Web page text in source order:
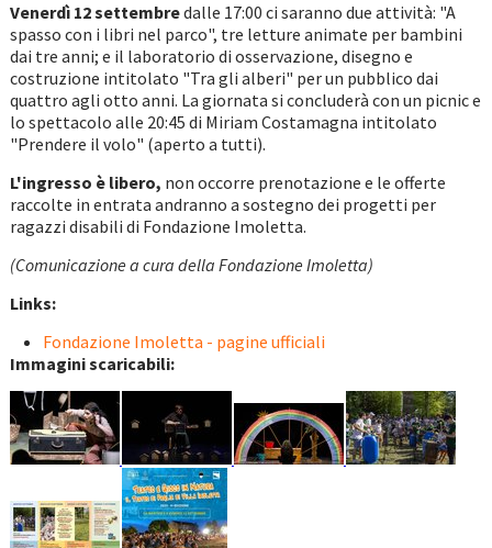
Venerdì 12 settembredalle 17:00 ci saranno due attività: "A
spasso con i libri nel parco", tre letture animate per bambini
dai tre anni; e il laboratorio di osservazione, disegno e
costruzione intitolato "Tra gli alberi" per un pubblico dai
quattro agli otto anni. La giornata si concluderà con un picnic e
lo spettacolo alle 20:45 di Miriam Costamagna intitolato
"Prendere il volo" (aperto a tutti).
L'ingresso è libero, non occorre prenotazione e le offerte
raccolte in entrata andranno a sostegno dei progetti per
ragazzi disabili di Fondazione Imoletta.
(Comunicazione a cura della Fondazione Imoletta)
Links:
Fondazione Imoletta - pagine ufficiali
Immagini scaricabili: